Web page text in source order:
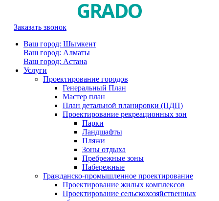
Заказать звонок
Ваш город: Шымкент
Ваш город: Алматы
Ваш город: Астана
Услуги
Проектирование городов
Генеральный План
Мастер план
План детальной планировки (ПДП)
Проектирование рекреационных зон
Парки
Ландшафты
Пляжи
Зоны отдыха
Пребрежные зоны
Набережные
Гражданско-промышленное проектирование
Проектирование жилых комплексов
Проектирование сельскохозяйственных